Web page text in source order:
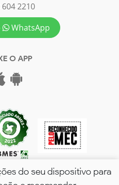
2210
WhatsApp
O APP
do seu dispositivo para